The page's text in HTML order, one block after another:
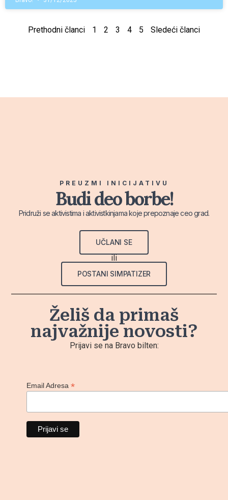
Prethodni članci 1 2 3 4 5 Sledeći članci
PREUZMI INICIJATIVU
Budi deo borbe!
Pridruži se aktivistima i aktivistkinjama koje prepoznaje ceo grad.
UČLANI SE
ili
POSTANI SIMPATIZER
Želiš da primaš
najvažnije novosti?
Prijavi se na Bravo bilten:
Email Adresa*